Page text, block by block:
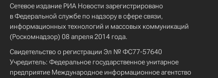
Сетевое издание РИА Новости зарегистрировано
в Федеральной службе по надзору в сфере связи,
информационных технологий и массовых коммуникаций
(Роскомнадзор) 08 апреля 2014 года.
Свидетельство о регистрации Эл № ФС77-57640
Учредитель: Федеральное государственное унитарное
предприятие Международное информационное агентство